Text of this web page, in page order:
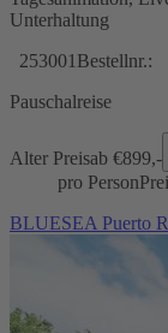
Unterhaltung
253001 Bestellnr.:
Pauschalreise
Alter Preisab €899,-
pro Person
BLUESEA Puerto